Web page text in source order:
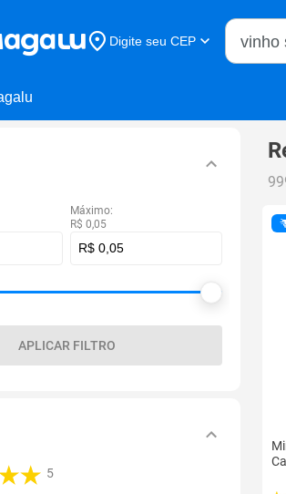
Digite seu CEP
Buscar
Máximo:
R$ 0,05
APLICAR FILTRO
5